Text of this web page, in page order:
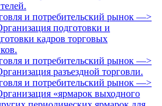
и потребительский рынок —>
подготовки и
кадров торговых
и потребительский рынок —>
разъездной торговли.
и потребительский рынок —>
«ярмарок выходного